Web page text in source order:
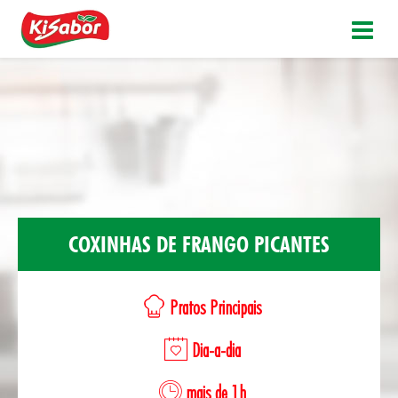
COXINHAS DE FRANGO PICANTES
Pratos Principais
Dia-a-dia
mais de 1h